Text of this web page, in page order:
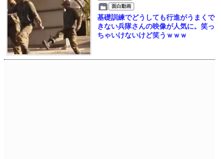
面白動画
基礎訓練でどうしても行進がうまくで
きない兵隊さんの映像が人気に。笑っ
ちゃいけないけど笑うｗｗｗ